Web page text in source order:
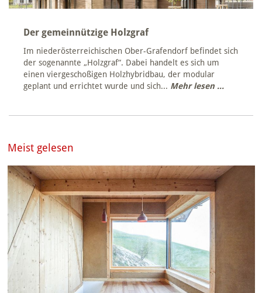
Der gemeinnützige Holzgraf
Im niederösterreichischen Ober-Grafendorf befindet sich
der sogenannte „Holzgraf“. Dabei handelt es sich um
einen viergeschoßigen Holzhybridbau, der modular
geplant und errichtet wurde und sich... Mehr lesen ...
Meist gelesen